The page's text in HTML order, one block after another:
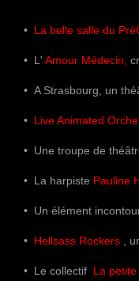
• La belle salle du
• L' Amour Médecin,
• A Strasbourg, un
• Live Animated
• Une troupe de
• La harpiste Pauline
• Un élément
• Hellsass Rockers ,
• Le collectif La